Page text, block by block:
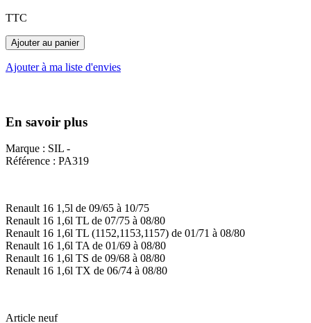
TTC
Ajouter au panier
Ajouter à ma liste d'envies
En savoir plus
Marque : SIL -
Référence : PA319
Renault 16 1,5l de 09/65 à 10/75
Renault 16 1,6l TL de 07/75 à 08/80
Renault 16 1,6l TL (1152,1153,1157) de 01/71 à 08/80
Renault 16 1,6l TA de 01/69 à 08/80
Renault 16 1,6l TS de 09/68 à 08/80
Renault 16 1,6l TX de 06/74 à 08/80
Article neuf